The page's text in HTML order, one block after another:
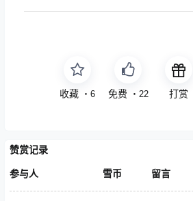
收藏 ・ 6 点赞 ・ 22 打赏
赞赏记录
参与人 雪币 留言